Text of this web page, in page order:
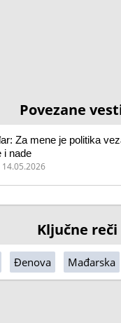
Povezane
Za mene je politika
i nade
14.05.2026
Ključne reči
Đenova Mađarska